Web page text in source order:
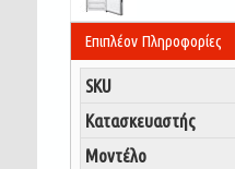
Επιπλέον Πληροφορίες
SKU
Κατασκευαστής
Μοντέλο